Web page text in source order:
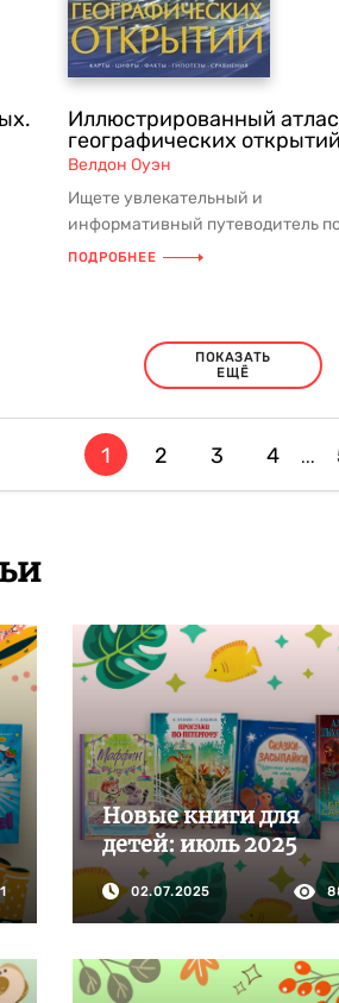
Иллюстрированный атлас
географических открытий
Велдон Оуэн
Ищете увлекательный и
информативный путеводитель
истории великих экспедиций и
ПОДРОБНЕЕ
ПОКАЗАТЬ
ЕЩЁ
1 2 3 4 ...
Новые книги для
детей: июль 2025
02.07.2025